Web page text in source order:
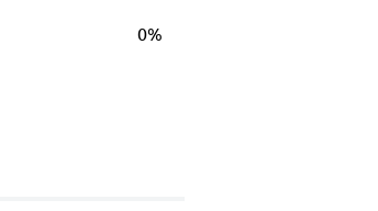
0%